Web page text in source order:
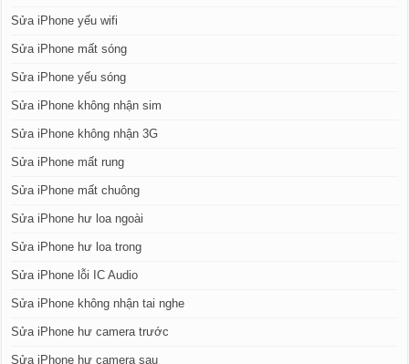
Sửa iPhone yếu wifi
Sửa iPhone mất sóng
Sửa iPhone yếu sóng
Sửa iPhone không nhận sim
Sửa iPhone không nhận 3G
Sửa iPhone mất rung
Sửa iPhone mất chuông
Sửa iPhone hư loa ngoài
Sửa iPhone hư loa trong
Sửa iPhone lỗi IC Audio
Sửa iPhone không nhận tai nghe
Sửa iPhone hư camera trước
Sửa iPhone hư camera sau